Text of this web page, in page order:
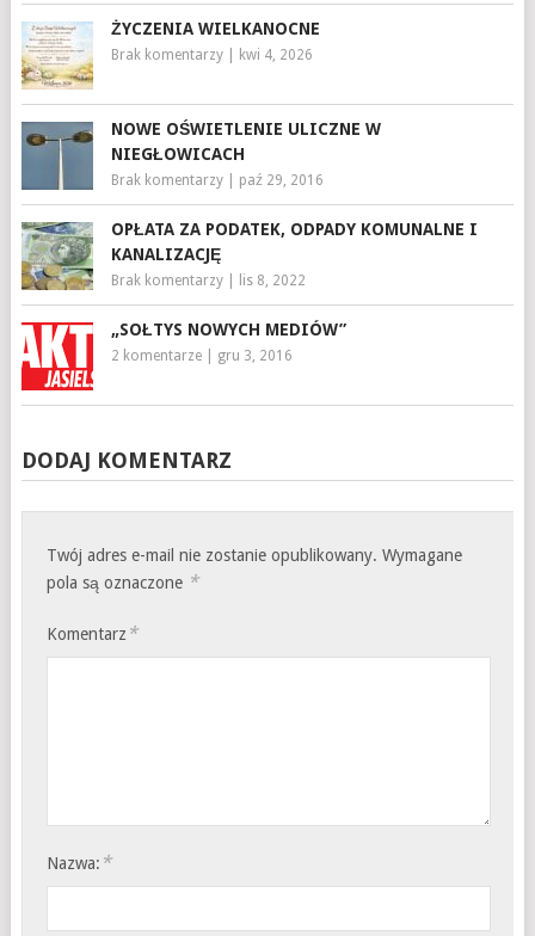
ŻYCZENIA WIELKANOCNE
Brak komentarzy| kwi 4, 2026
NOWE OŚWIETLENIE ULICZNE W
NIEGŁOWICACH
Brak komentarzy| paź 29, 2016
OPŁATA ZA PODATEK, ODPADY KOMUNALNE I
KANALIZACJĘ
Brak komentarzy| lis 8, 2022
„SOŁTYS NOWYCH MEDIÓW”
2 komentarze| gru 3, 2016
DODAJ KOMENTARZ
Twój adres e-mail nie zostanie opublikowany. Wymagane
pola są oznaczone *
Komentarz *
Nazwa: *